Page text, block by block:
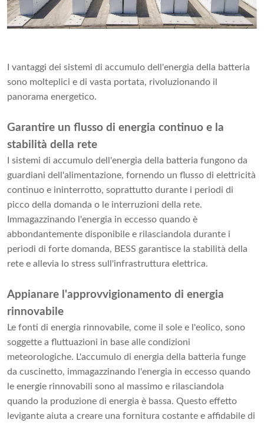
I vantaggi dei sistemi di accumulo dell'energia della batteria
sono molteplici e di vasta portata, rivoluzionando il
panorama energetico.
Garantire un flusso di energia continuo e la
stabilità della rete
I sistemi di accumulo dell'energia della batteria fungono da
guardiani dell'alimentazione, fornendo un flusso di elettricità
continuo e ininterrotto, soprattutto durante i periodi di
picco della domanda o le interruzioni della rete.
Immagazzinando l'energia in eccesso quando è
abbondantemente disponibile e rilasciandola durante i
periodi di forte domanda, BESS garantisce la stabilità della
rete e allevia lo stress sull'infrastruttura elettrica.
Appianare l'approvvigionamento di energia
rinnovabile
Le fonti di energia rinnovabile, come il sole e l'eolico, sono
soggette a fluttuazioni in base alle condizioni
meteorologiche. L'accumulo di energia della batteria funge
da cuscinetto, immagazzinando l'energia in eccesso quando
le energie rinnovabili sono al massimo e rilasciandola
quando la produzione di energia è bassa. Questo effetto
levigante aiuta a creare una fornitura costante e affidabile di